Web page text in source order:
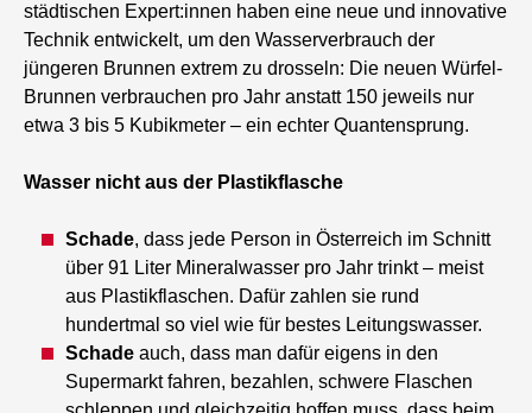
städtischen Expert:innen haben eine neue und innovative
Technik entwickelt, um den Wasserverbrauch der
jüngeren Brunnen extrem zu drosseln: Die neuen Würfel-
Brunnen verbrauchen pro Jahr anstatt 150 jeweils nur
etwa 3 bis 5 Kubikmeter – ein echter Quantensprung.
Wasser nicht aus der Plastikflasche
Schade, dass jede Person in Österreich im Schnitt
über 91 Liter Mineralwasser pro Jahr trinkt – meist
aus Plastikflaschen. Dafür zahlen sie rund
hundertmal so viel wie für bestes Leitungswasser.
Schade auch, dass man dafür eigens in den
Supermarkt fahren, bezahlen, schwere Flaschen